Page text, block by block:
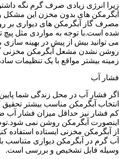
زیرا انرژی زیادی صرف گرم نگه
آبگرمکن های بدون مخزن این مشکل
مصرف گاز آبگرمکن های دیواری
شده است.با توجه به مواردی مثل
می توانید بیش از پیش در بهینه
روشن نشدن مشعل آبگرمکن مخزنی
زمینه بیشتر مواقع با یک تنظیمات
فشار آب
اگر فشار آب در محل زندگی شما
انتخاب آبگرمکن مناسب بیشتر تحقیق
کم فشار نیز حداقل میزان فشار آب
اینصورت آبگرمکن روشن نمی
از آبگرمکن مخزنی ایستاده استفاده
آب گرم در آبگرمکن دیواری
وسیله قابل تشخیص و بررسی است.